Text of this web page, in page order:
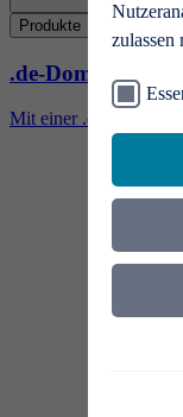
zulassen
Produkte
.de-Domains
Mit einer .de-Domain